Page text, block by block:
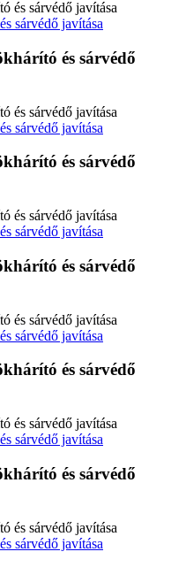
sárvédő javítása
és sárvédő
sárvédő javítása
és sárvédő
sárvédő javítása
és sárvédő
sárvédő javítása
és sárvédő
sárvédő javítása
és sárvédő
sárvédő javítása